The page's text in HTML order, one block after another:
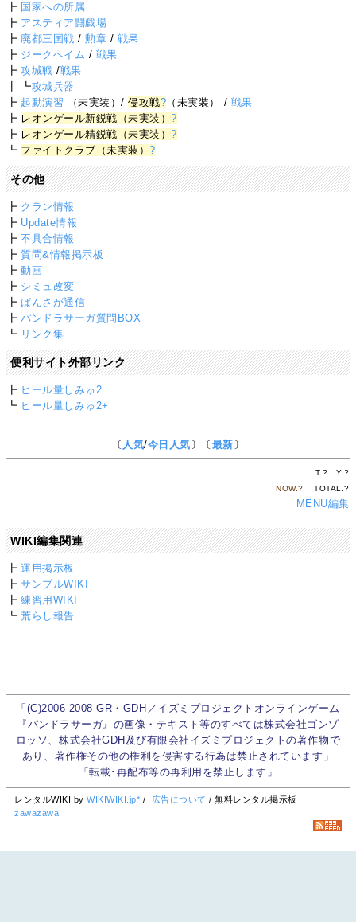
┣ 国家への所属
┣ アスティア闘戯場
┣ 廃都三国戦 /勲章 / 戦果
┣ ジークヘイム / 戦果
┣攻城戦 /戦果
┃ ┗攻城兵器
┣ 起動演習 （未実装）/侵攻戦? （未実装） / 戦果
┣ レオンゲール新鋭戦（未実装）?
┣ レオンゲール精鋭戦（未実装）?
┗ ファイトクラブ（未実装）?
その他
┣ クラン情報
┣ Update情報
┣不具合情報
┣質問&情報掲示板
┣動画
┣ シミュ改変
┣ぱんさが通信
┣パンドラサーガ質問BOX
┗ リンク集
便利サイト外部リンク
┣ ヒール量しみゅ2
┗ ヒール量しみゅ2+
〔 人気/今日人気 〕〔 最新 〕
T.? Y.?
NOW.? TOTAL.?
MENU編集
WIKI編集関連
┣運用掲示板
┣サンプルWIKI
┣練習用WIKI
┗荒らし報告
「(C)2006-2008 GR・GDH／イズミプロジェクトオンラインゲーム
『パンドラサーガ』の画像・テキスト等のすべては株式会社ゴンゾ
ロッソ、株式会社GDH及び有限会社イズミプロジェクトの著作物で
あり、著作権その他の権利を侵害する行為は禁止されています」
「転載･再配布等の再利用を禁止します」
レンタルWIKI byWIKIWIKI.jp* / 広告について / 無料レンタル掲示板
zawazawa